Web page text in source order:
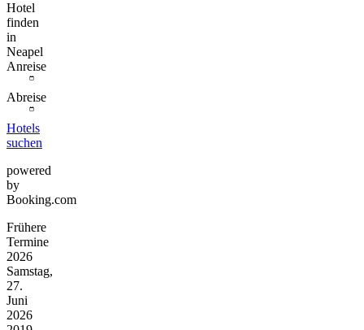
Hotel
finden
in
Neapel
Anreise
Abreise
Hotels
suchen
powered
by
Booking.com
Frühere
Termine
2026
Samstag,
27.
Juni
2026